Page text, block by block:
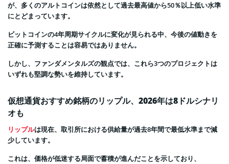
が、多くのアルトコインは依然として過去最高値から50％以上低い水準
にとどまっています。
ビットコインの4年周期サイクルに変化が見られる中、今後の値動きを
正確に予測することは容易ではありません。
しかし、ファンダメンタルズの観点では、これら3つのプロジェクトは
いずれも堅調な勢いを維持しています。
仮想通貨おすすめ銘柄のリップル、2026年は8ドルシナリ
オも
リップルは現在、取引所における供給量が過去8年間で最低水準まで減
少しています。
これは、価格が低迷する局面で蓄積が進んだことを示しており、